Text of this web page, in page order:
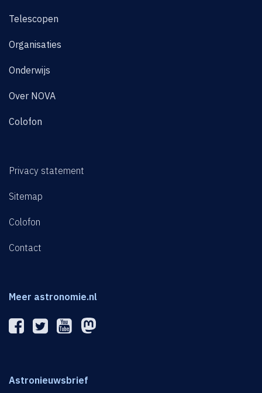
Telescopen
Organisaties
Onderwijs
Over NOVA
Colofon
Privacy statement
Sitemap
Colofon
Contact
Meer astronomie.nl
Astronieuwsbrief